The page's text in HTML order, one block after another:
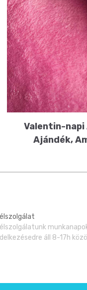
Valentin-napi
Ajándék,
áll 8-17h